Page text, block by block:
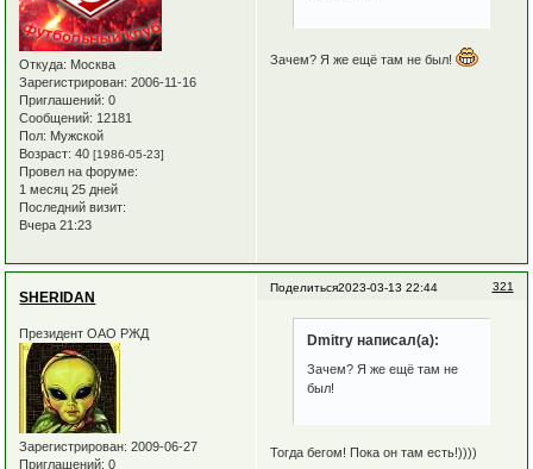
Откуда: Москва
Зарегистрирован: 2006-11-16
Приглашений: 0
Сообщений: 12181
Пол: Мужской
Возраст: 40[1986-05-23]
Провел на форуме:
1 месяц 25 дней
Последний визит:
Вчера 21:23
Зачем? Я же ещё там не был!
Поделиться 321
2023-03-13 22:44
SHERIDAN
Президент ОАО РЖД
Зарегистрирован: 2009-06-27
Приглашений: 0
Dmitry написал(а):
Зачем? Я же ещё там не
был!
Тогда бегом! Пока он там есть!))))